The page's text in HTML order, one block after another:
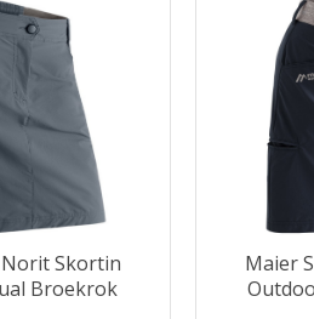
Skortin
Broekrok
Maier